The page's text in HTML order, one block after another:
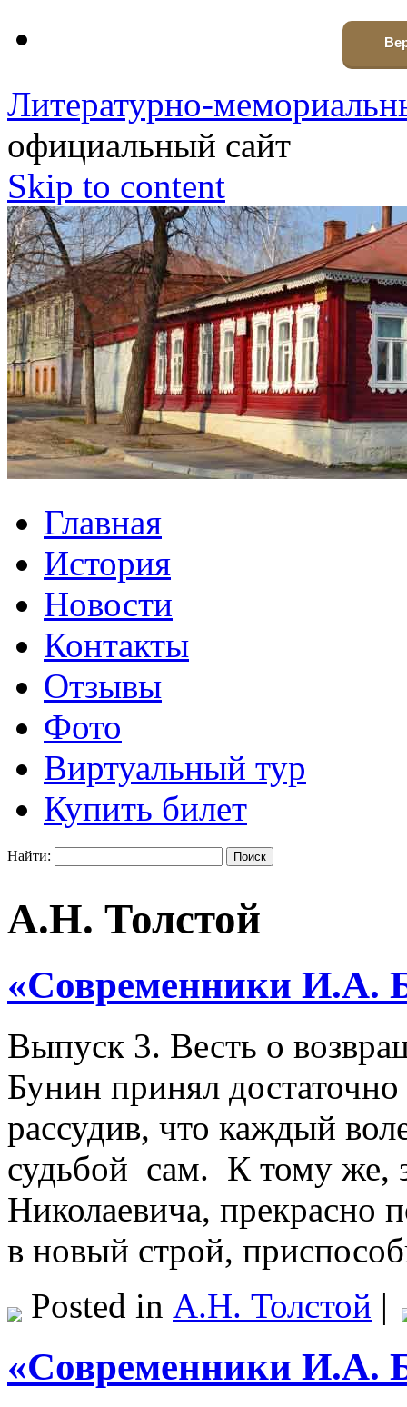
Литературно-
официальный сайт
Skip to content
Главная
История
Новости
Контакты
Отзывы
Фото
Виртуальный тур
Купить билет
Найти:
А.Н. Толстой
«Современники И.А.
Выпуск 3. Весть о
Бунин принял
рассудив, что каждый
судьбой сам. К тому же,
Николаевича, прекрасно
в новый строй,
Posted in А.Н. Толстой |
«Современники И.А.